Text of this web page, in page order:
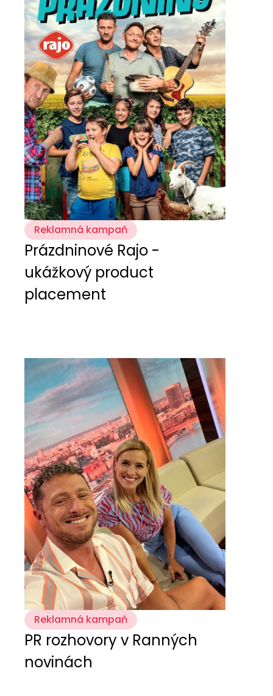
Reklamná kampaň
Prázdninové Rajo -
ukážkový product
placement
Reklamná kampaň
PR rozhovory v Ranných
novinách